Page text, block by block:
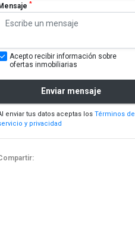
*
Acepto recibir información sobre
ofertas inmobiliarias
Enviar mensaje
enviar tus datos aceptas los Términos de
y privacidad